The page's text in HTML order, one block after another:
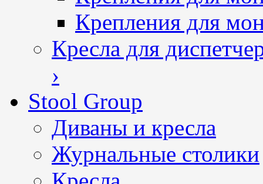
Крепления для
Кресла для
›
Stool Group
Диваны и кресла
Журнальные столики